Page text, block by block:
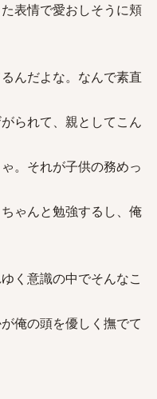
表情で愛おしそうに頬
んだよな。なんで素直
られて、親としてこん
。それが子供の務めっ
ゃんと勉強するし、俺
く意識の中でそんなこ
俺の頭を優しく撫でて